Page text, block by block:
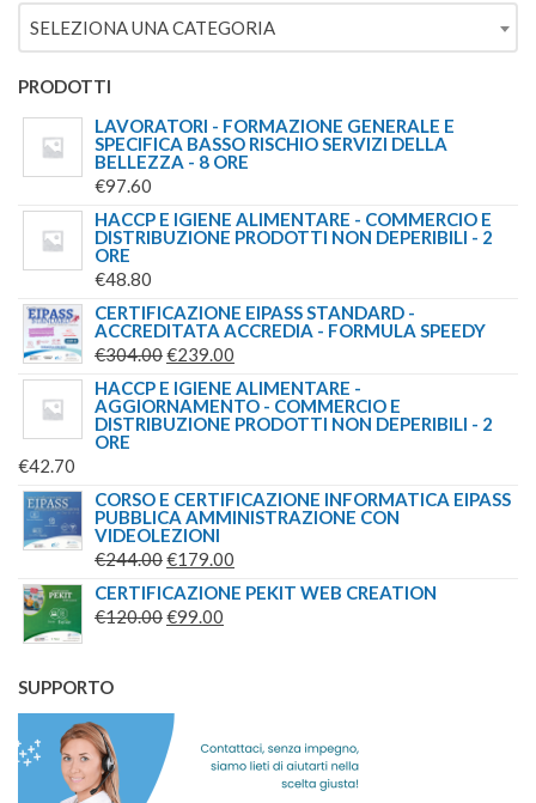
€149.00.€139.00.
SELEZIONA UNA CATEGORIA
PRODOTTI
LAVORATORI - FORMAZIONE GENERALE E
SPECIFICA BASSO RISCHIO SERVIZI DELLA
BELLEZZA - 8 ORE
€97.60
HACCP E IGIENE ALIMENTARE - COMMERCIO E
DISTRIBUZIONE PRODOTTI NON DEPERIBILI - 2
ORE
€48.80
CERTIFICAZIONE EIPASS STANDARD -
ACCREDITATA ACCREDIA - FORMULA SPEEDY
€304.00IL
PREZZO
ORIGINALE
€239.00
PREZZO
ATTUALE
HACCP E IGIENE ALIMENTARE -
AGGIORNAMENTO - COMMERCIO E
DISTRIBUZIONE PRODOTTI NON DEPERIBILI - 2
ORE
€42.70
CORSO E CERTIFICAZIONE INFORMATICA EIPASS
PUBBLICA AMMINISTRAZIONE CON
VIDEOLEZIONI
€244.00IL
PREZZO
ORIGINALE
€179.00
PREZZO
CERTIFICAZIONE PEKIT WEB CREATION
€120.00IL
€120.00.
€99.00
SUPPORTO